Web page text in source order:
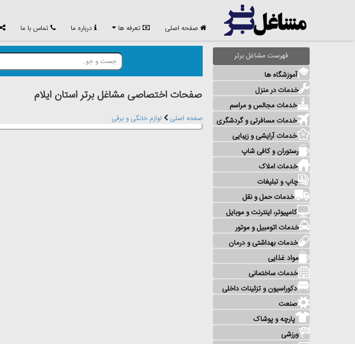
صفحه اصلی تعرفه ها درباره ما تماس با ما
فهرست مشاغل برتر
آموزشگاه ها
خدمات در منزل
خدمات مجالس و مراسم
خدمات مسافرتی و گردشگری
خدمات آرایشی و زیبایی
رستوران و کافی شاپ
خدمات املاک
چاپ و تبلیغات
خدمات حمل و نقل
کامپیوتر، اینترنت و موبایل
خدمات اتومبیل و موتور
خدمات بهداشتی و درمان
مواد غذایی
خدمات ساختمانی
دکوراسیون و تزئینات داخلی
صنعت
پارچه و پوشاک
ورزشی
صفحات اختصاصی مشاغل برتر استان ايلام
صفحه اصلی لوازم خانگی و برقی